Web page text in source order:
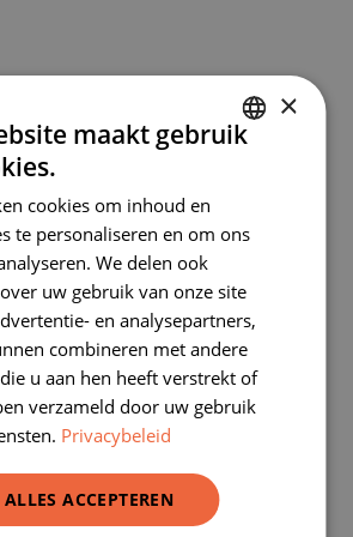
om 9u30 en eindigt om 14u30.
niet! Bij goed weer kan er
worden. Regent het? Dan
in ons lokaal.
de activiteit neemt een van onze
met je op.
Hermann-Debroux
343 – 344 – 345 – 348 – 349 – 504 –
Debroux
Debroux
×
maakt gebruik
cookies om inhoud en
te personaliseren en om ons
We delen ook
uw gebruik van onze site
en analysepartners,
combineren met andere
u aan hen heeft verstrekt of
verzameld door uw gebruik
Privacybeleid
ALLES ACCEPTEREN